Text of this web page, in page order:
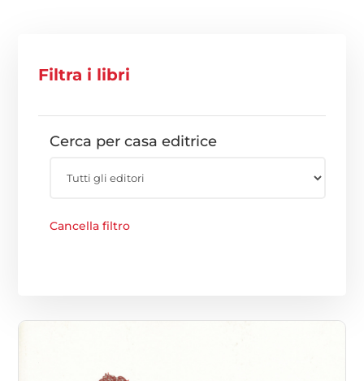
Filtra i libri
Cerca per casa editrice
Cancella filtro